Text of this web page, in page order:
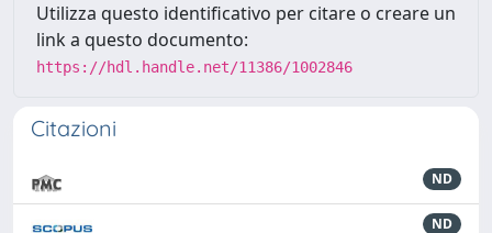
Utilizza questo identificativo per citare o creare un
link a questo documento:
https://hdl.handle.net/11386/1002846
Citazioni
ND
ND